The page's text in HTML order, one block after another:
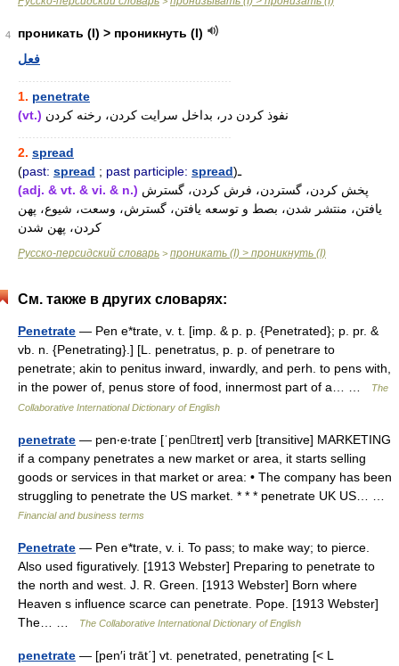
4
проникать (I) > проникнуть (I)
فعل
1. penetrate
(vt.) نفوذ کردن در، بداخل سرایت کردن، رخنه کردن
2. spread
(past: spread ; past participle: spread )ـ
(adj. & vt. & vi. & n.)
یافتن، منتشر شدن، بصط و توسعه یافتن، گسترش، وسعت، شیوع، پهن
کردن، پهن شدن
Русско-персидский словарь > проникать (I) > проникнуть (I)
См. также в других словарях:
Penetrate — Pen e*trate, v. t. [imp. & p. p. {Penetrated}; p. pr. &
vb. n. {Penetrating}.] [L. penetratus, p. p. of penetrare to
penetrate; akin to penitus inward, inwardly, and perh. to pens with,
in the power of, penus store of food, innermost part of a… …
The
Collaborative International Dictionary of English
penetrate — pen‧e‧trate [ˈpentreɪt] verb [transitive] MARKETING
if a company penetrates a new market or area, it starts selling
goods or services in that market or area: • The company has been
struggling to penetrate the US market. * * * penetrate UK US… …
Financial and business terms
Penetrate — Pen e*trate, v. i. To pass; to make way; to pierce.
Also used figuratively. [1913 Webster] Preparing to penetrate to
the north and west. J. R. Green. [1913 Webster] Born where
Heaven s influence scarce can penetrate. Pope. [1913 Webster]
The… …
The Collaborative International Dictionary of English
penetrate — [pen′i trāt΄] vt. penetrated, penetrating [< L